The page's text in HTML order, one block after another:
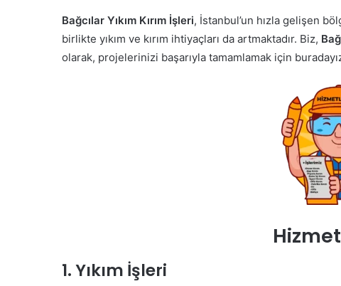
Bağcılar Yıkım Kırım İşleri, İstanbul’un hızla gelişen
birlikte yıkım ve kırım ihtiyaçları da artmaktadır. Biz,
olarak, projelerinizi başarıyla tamamlamak için
1. Yıkım İşleri